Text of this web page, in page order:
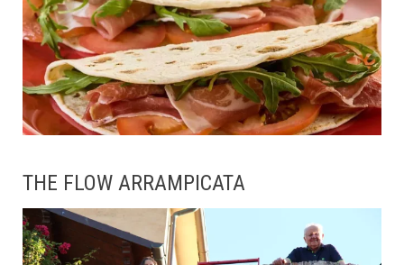
THE FLOW ARRAMPICATA